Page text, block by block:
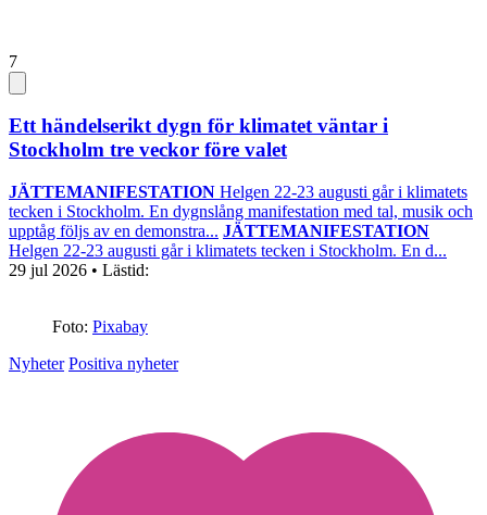
7
Ett händelserikt dygn för klimatet väntar i
Stockholm tre veckor före valet
JÄTTEMANIFESTATION Helgen 22-23 augusti går i klimatets
tecken i Stockholm. En dygnslång manifestation med tal, musik och
upptåg följs av en demonstra... JÄTTEMANIFESTATION
Helgen 22-23 augusti går i klimatets tecken i Stockholm. En d...
29 jul 2026 • Lästid:
Foto: Pixabay
Nyheter Positiva nyheter